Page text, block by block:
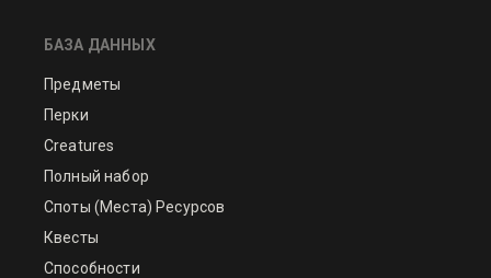
БАЗА ДАННЫХ
Предметы
Перки
Creatures
Полный набор
Споты (Места) Ресурсов
Квесты
Способности